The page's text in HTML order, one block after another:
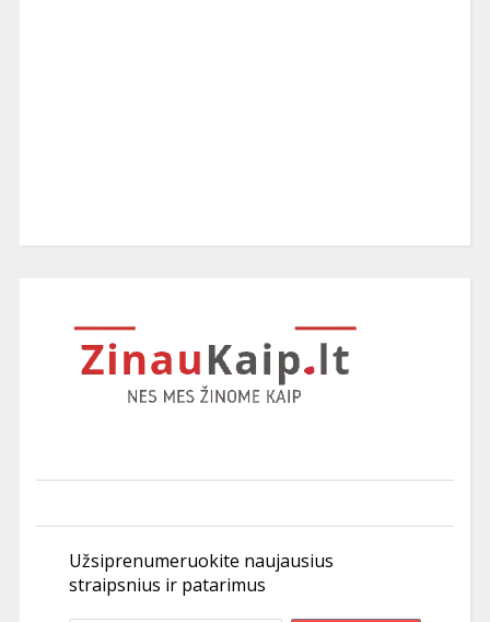
Užsiprenumeruokite naujausius
straipsnius ir patarimus